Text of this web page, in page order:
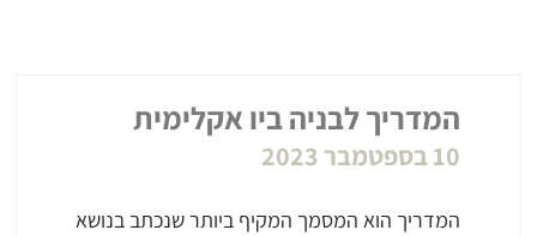
המדריך לבניה ביו אקלימית
10 בספטמבר 2023
המדריך הוא המסמך המקיף ביותר שנכתב בנושא